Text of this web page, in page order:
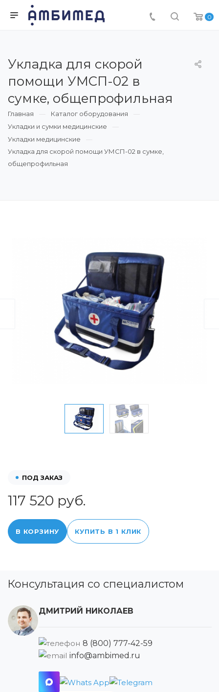
0
Укладка для скорой
помощи УМСП-02 в
сумке, общепрофильная
Главная
Каталог оборудования
Укладки и сумки медицинские
Укладки медицинские
Укладка для скорой помощи УМСП-02 в сумке,
общепрофильная
ПОД ЗАКАЗ
117 520 руб.
В КОРЗИНУ КУПИТЬ В 1 КЛИК
Консультация со специалистом
ДМИТРИЙ НИКОЛАЕВ
8 (800) 777-42-59
info@ambimed.ru